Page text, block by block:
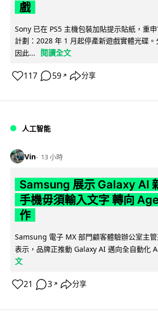
戲
Sony 已在 PS5 主機包裝加貼提示貼紙，重
計劃：2028 年 1 月起停產新遊戲實體光碟。
因此...
閱讀全文
117 59 ↗ 分享
人工智能
Vin 13 小時
Samsung 展示 Galaxy AI
手機毋須輸入文字 轉向
作
Samsung 電子 MX 部門顧客體驗辦公室主
表示，品牌正推動 Galaxy AI 邁向全自動化
文
21 3 ↗ 分享